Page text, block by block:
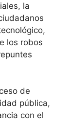
la
los robos
de
pública,
con el